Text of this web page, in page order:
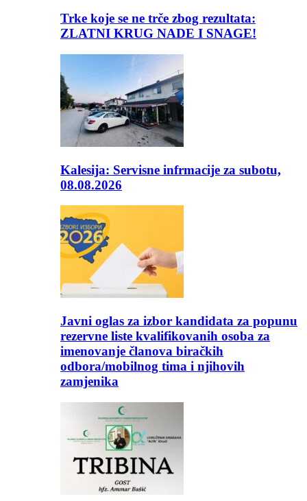
Trke koje se ne trče zbog rezultata:
ZLATNI KRUG NADE I SNAGE!
Kalesija: Servisne infrmacije za subotu,
08.08.2026
Javni oglas za izbor kandidata za popunu
rezervne liste kvalifikovanih osoba za
imenovanje članova biračkih
odbora/mobilnog tima i njihovih
zamjenika